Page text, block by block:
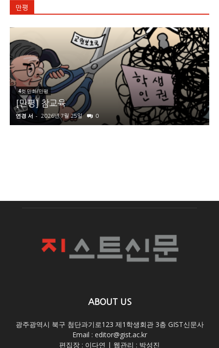
만평
4컷 만화/만평
[만평] 참교육
연경 서 - 2026년 7월 25일 0
ABOUT US
광주광역시 북구 첨단과기로123 제1학생회관 3층 GIST신문사
Email : editor@gist.ac.kr
편집장 : 이다연 | 웹관리 : 박성진